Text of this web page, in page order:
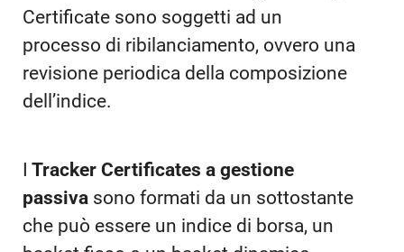
Certificate sono soggetti ad un
processo di ribilanciamento, ovvero una
revisione periodica della composizione
dell’indice.
I Tracker Certificates a gestione
passiva sono formati da un sottostante
che può essere un indice di borsa, un